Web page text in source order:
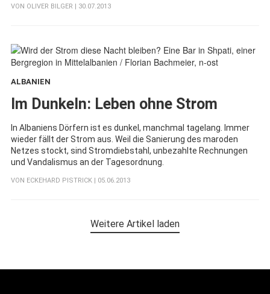
VON OLIVER BILGER | 30.07.2013
ALBANIEN
Im Dunkeln: Leben ohne Strom
In Albaniens Dörfern ist es dunkel, manchmal tagelang. Immer
wieder fällt der Strom aus. Weil die Sanierung des maroden
Netzes stockt, sind Stromdiebstahl, unbezahlte Rechnungen
und Vandalismus an der Tagesordnung.
VON ECKEHARD PISTRICK | 05.06.2013
Weitere Artikel laden